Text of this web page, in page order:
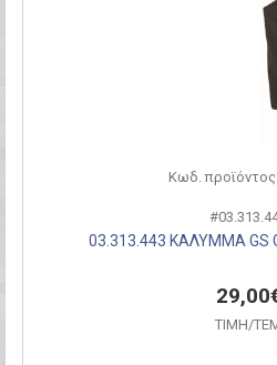
Κωδ.
03.313.443 ΚΑΛΥΜΜΑ GS
ΤΙΜH/